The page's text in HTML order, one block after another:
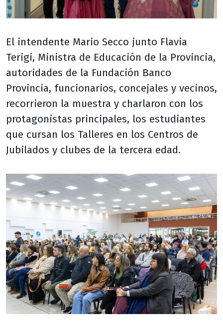
El intendente Mario Secco junto Flavia
Terigi, Ministra de Educación de la Provincia,
autoridades de la Fundación Banco
Provincia, funcionarios, concejales y vecinos,
recorrieron la muestra y charlaron con los
protagonistas principales, los estudiantes
que cursan los Talleres en los Centros de
Jubilados y clubes de la tercera edad.